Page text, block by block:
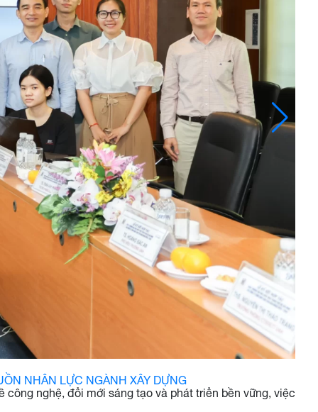
NHÂN LỰC NGÀNH XÂY DỰNG
nghệ, đổi mới sáng tạo và phát triển bền vững, việc